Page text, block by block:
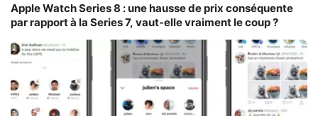
Apple Watch Series 8 : une hausse de prix conséquente
par rapport à la Series 7, vaut-elle vraiment le coup ?